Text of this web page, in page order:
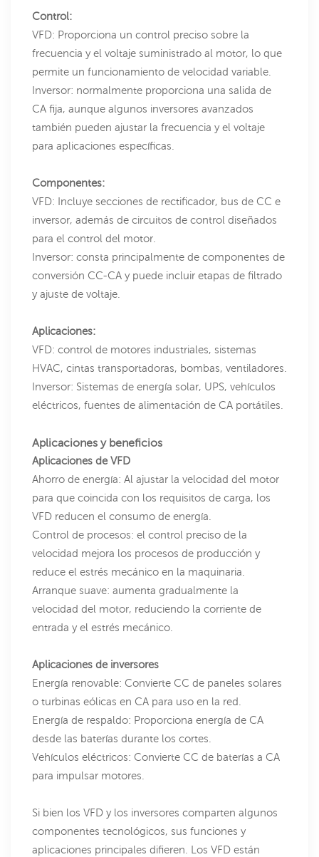
Control:
VFD: Proporciona un control preciso sobre la
frecuencia y el voltaje suministrado al motor, lo que
permite un funcionamiento de velocidad variable.
Inversor: normalmente proporciona una salida de
CA fija, aunque algunos inversores avanzados
también pueden ajustar la frecuencia y el voltaje
para aplicaciones específicas.
Componentes:
VFD: Incluye secciones de rectificador, bus de CC e
inversor, además de circuitos de control diseñados
para el control del motor.
Inversor: consta principalmente de componentes de
conversión CC-CA y puede incluir etapas de filtrado
y ajuste de voltaje.
Aplicaciones:
VFD: control de motores industriales, sistemas
HVAC, cintas transportadoras, bombas, ventiladores.
Inversor: Sistemas de energía solar, UPS, vehículos
eléctricos, fuentes de alimentación de CA portátiles.
Aplicaciones y beneficios
Aplicaciones de VFD
Ahorro de energía: Al ajustar la velocidad del motor
para que coincida con los requisitos de carga, los
VFD reducen el consumo de energía.
Control de procesos: el control preciso de la
velocidad mejora los procesos de producción y
reduce el estrés mecánico en la maquinaria.
Arranque suave: aumenta gradualmente la
velocidad del motor, reduciendo la corriente de
entrada y el estrés mecánico.
Aplicaciones de inversores
Energía renovable: Convierte CC de paneles solares
o turbinas eólicas en CA para uso en la red.
Energía de respaldo: Proporciona energía de CA
desde las baterías durante los cortes.
Vehículos eléctricos: Convierte CC de baterías a CA
para impulsar motores.
Si bien los VFD y los inversores comparten algunos
componentes tecnológicos, sus funciones y
aplicaciones principales difieren. Los VFD están